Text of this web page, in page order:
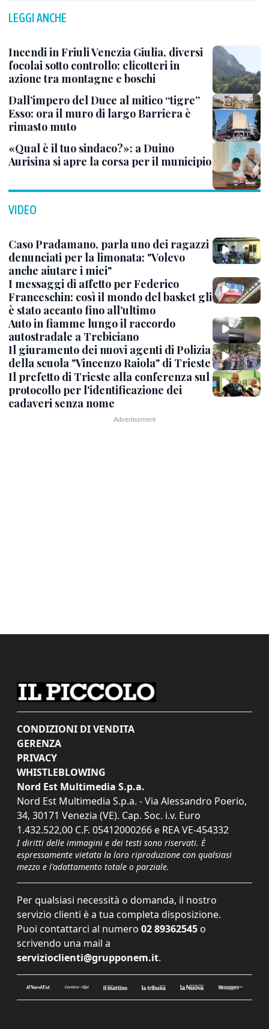
LEGGI ANCHE
Incendi in Friuli Venezia Giulia, diversi
focolai sotto controllo: elicotteri in
azione tra montagne e boschi
Dall’impero del Duce al mitico “tigre”
Esso: ora il muro di largo Barriera è
rimasto muto
«Qual è il tuo sindaco?»: a Duino
Aurisina si apre la corsa per il municipio
VIDEO
Caso Pradamano, parla uno dei ragazzi
denunciati per la limonata: "Volevo
anche aiutare i miei"
I messaggi di affetto per Federico
Franceschin: così il mondo del basket gli
è stato accanto fino all’ultimo
Auto in fiamme lungo il raccordo
autostradale a Trebiciano
Il giuramento dei nuovi agenti di Polizia
della scuola "Vincenzo Raiola" di Trieste
Il prefetto di Trieste alla conferenza sul
protocollo per l'identificazione dei
cadaveri senza nome
CONDIZIONI DI VENDITA
GERENZA
PRIVACY
WHISTLEBLOWING
Nord Est Multimedia S.p.a.
Nord Est Multimedia S.p.a. - Via Alessandro Poerio,
34, 30171 Venezia (VE). Cap. Soc. i.v. Euro
1.432.522,00 C.F. 05412000266 e REA VE-454332
I diritti delle immagini e dei testi sono riservati. È
espressamente vietata la loro riproduzione con qualsiasi
mezzo e l'adattamento totale o parziale.
Per qualsiasi necessità o domanda, il nostro
servizio clienti è a tua completa disposizione.
Puoi contattarci al numero 02 89362545 o
scrivendo una mail a
servizioclienti@grupponem.it.